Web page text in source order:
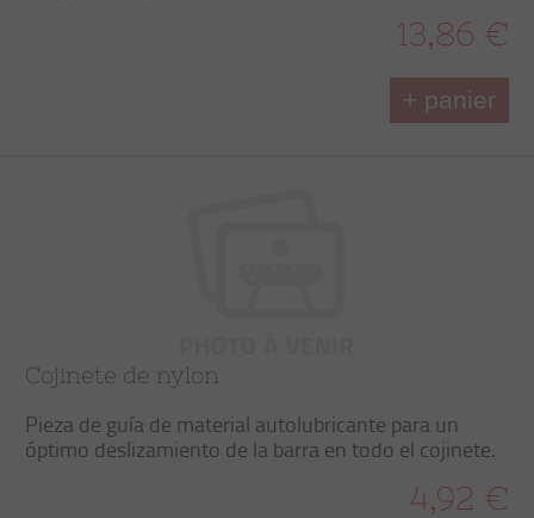
13,86 €
+ panier
Cojinete de nylon
Pieza de guía de material autolubricante para un
óptimo deslizamiento de la barra en todo el cojinete.
4,92 €